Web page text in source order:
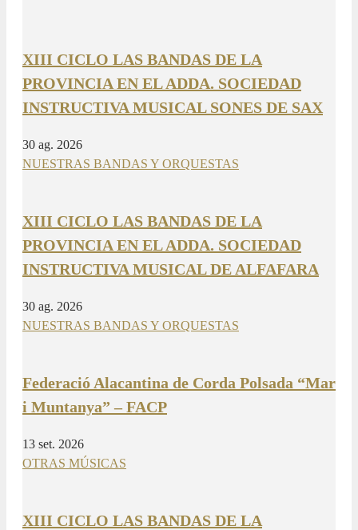
XIII CICLO LAS BANDAS DE LA
PROVINCIA EN EL ADDA. SOCIEDAD
INSTRUCTIVA MUSICAL SONES DE SAX
30 ag. 2026
NUESTRAS BANDAS Y ORQUESTAS
XIII CICLO LAS BANDAS DE LA
PROVINCIA EN EL ADDA. SOCIEDAD
INSTRUCTIVA MUSICAL DE ALFAFARA
30 ag. 2026
NUESTRAS BANDAS Y ORQUESTAS
Federació Alacantina de Corda Polsada “Mar
i Muntanya” – FACP
13 set. 2026
OTRAS MÚSICAS
XIII CICLO LAS BANDAS DE LA